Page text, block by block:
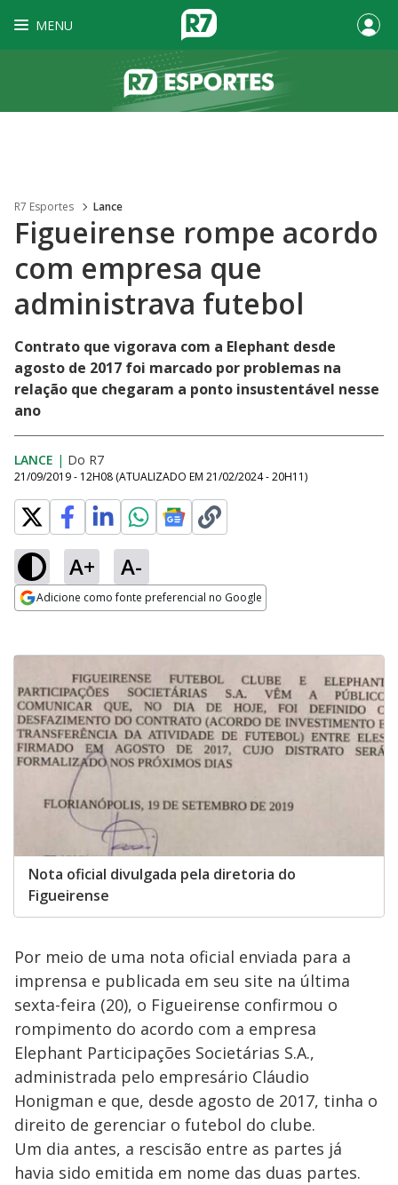
MENU
R7 Esportes Lance
Figueirense rompe acordo
com empresa que
administrava futebol
Contrato que vigorava com a Elephant desde
agosto de 2017 foi marcado por problemas na
relação que chegaram a ponto insustentável nesse
ano
LANCE | Do R7
21/09/2019 - 12H08 (ATUALIZADO EM 21/02/2024 - 20H11)
A+ A-
Adicione como fonte preferencial no Google
Nota oficial divulgada pela diretoria do
Figueirense
Por meio de uma nota oficial enviada para a
imprensa e publicada em seu site na última
sexta-feira (20), o Figueirense confirmou o
rompimento do acordo com a empresa
Elephant Participações Societárias S.A.,
administrada pelo empresário Cláudio
Honigman e que, desde agosto de 2017, tinha o
direito de gerenciar o futebol do clube.
Um dia antes, a rescisão entre as partes já
havia sido emitida em nome das duas partes.